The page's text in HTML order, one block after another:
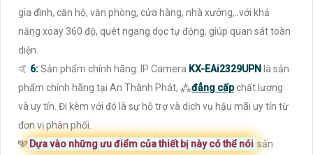
gia đình, căn hộ, văn phòng, cửa hàng, nhà xưởng,..với khả
năng xoay 360 độ, quét ngang dọc tự động, giúp quan sát toàn
diện.
🤙 6:Sản phẩm chính hãng: IP Camera KX-EAi2329UPN là sản
phẩm chính hãng tại An Thành Phát, ⁂đẳng cấpchất lượng
và uy tín. Đi kèm với đó là sự hỗ trợ và dịch vụ hậu mãi uy tín từ
đơn vị phân phối.
🕎 Dựa vào những ưu điểm của thiết bị này có thể nói sản